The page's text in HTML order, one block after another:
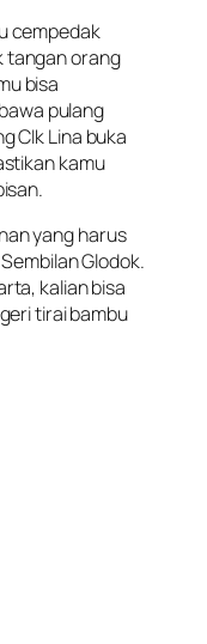
cempedak
tangan orang
bisa
pulang
CIk Lina buka
kamu
yang harus
Glodok.
kalian bisa
tirai bambu